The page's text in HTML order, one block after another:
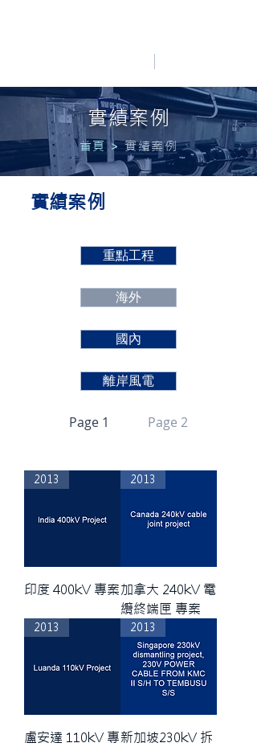
實績案例
首頁 >實績案例
實績案例
重點工程
海外
國內
離岸風電
Page 1 Page 2
2013
印度 400kV 專案
2013
加拿大 240kV 電
纜終端匣 專案
2013
盧安達 110kV 專
2013
新加坡230kV 拆